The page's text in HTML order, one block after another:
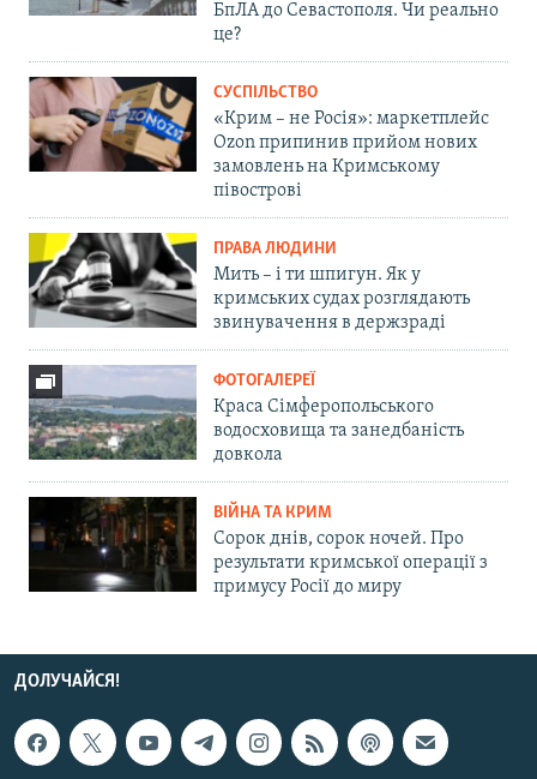
БпЛА до Севастополя. Чи реально
це?
СУСПІЛЬСТВО
«Крим – не Росія»: маркетплейс
Ozon припинив прийом нових
замовлень на Кримському
півострові
ПРАВА ЛЮДИНИ
Мить – і ти шпигун. Як у
кримських судах розглядають
звинувачення в держзраді
ФОТОГАЛЕРЕЇ
Краса Сімферопольського
водосховища та занедбаність
довкола
ВІЙНА ТА КРИМ
Сорок днів, сорок ночей. Про
результати кримської операції з
примусу Росії до миру
ДОЛУЧАЙСЯ!